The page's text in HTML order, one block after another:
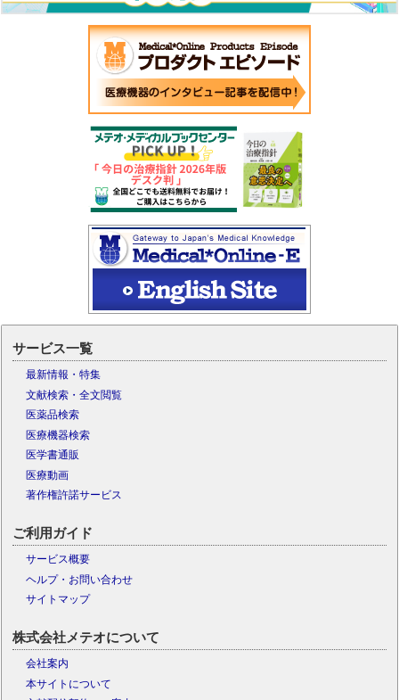
サービス一覧
最新情報・特集
文献検索・全文閲覧
医薬品検索
医療機器検索
医学書通販
医療動画
著作権許諾サービス
ご利用ガイド
サービス概要
ヘルプ・お問い合わせ
サイトマップ
株式会社メテオについて
会社案内
本サイトについて